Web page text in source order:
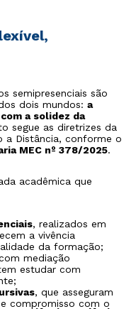
semipresenciais são
dois mundos: a
a solidez da
segue as diretrizes da
a Distância, conforme o
MEC nº 378/2025.
acadêmica que
, realizados em
a vivência
da formação;
mediação
estudar com
, que asseguram
compromisso com o